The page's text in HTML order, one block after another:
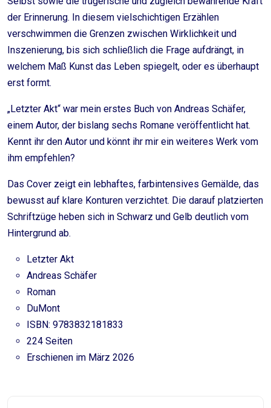
der Erinnerung. In diesem vielschichtigen Erzählen
verschwimmen die Grenzen zwischen Wirklichkeit und
Inszenierung, bis sich schließlich die Frage aufdrängt, in
welchem Maß Kunst das Leben spiegelt, oder es überhaupt
erst formt.
„Letzter Akt“ war mein erstes Buch von Andreas Schäfer,
einem Autor, der bislang sechs Romane veröffentlicht hat.
Kennt ihr den Autor und könnt ihr mir ein weiteres Werk vom
ihm empfehlen?
Das Cover zeigt ein lebhaftes, farbintensives Gemälde, das
bewusst auf klare Konturen verzichtet. Die darauf platzierten
Schriftzüge heben sich in Schwarz und Gelb deutlich vom
Hintergrund ab.
Letzter Akt
Andreas Schäfer
Roman
DuMont
ISBN: 9783832181833
224 Seiten
Erschienen im März 2026